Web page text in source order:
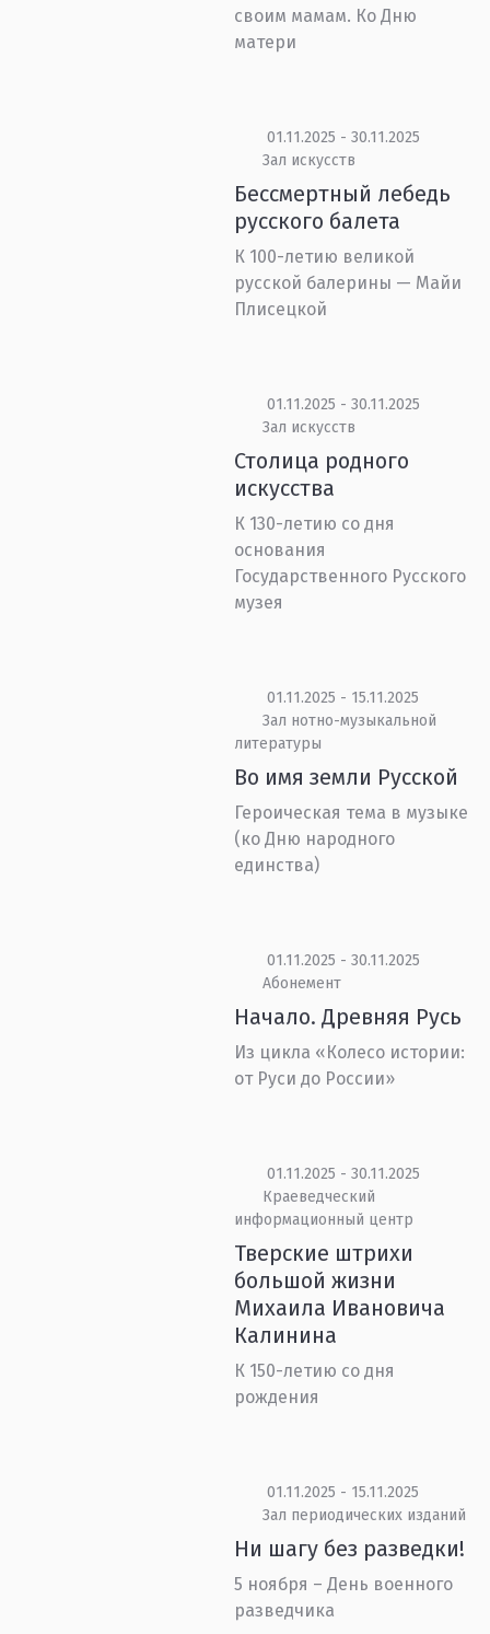
своим мамам. Ко Дню
матери
01.11.2025 - 30.11.2025
Зал искусств
Бессмертный лебедь
русского балета
К 100-летию великой
русской балерины — Майи
Плисецкой
01.11.2025 - 30.11.2025
Зал искусств
Столица родного
искусства
К 130-летию со дня
основания
Государственного Русского
музея
01.11.2025 - 15.11.2025
Зал нотно-музыкальной
литературы
Во имя земли Русской
Героическая тема в музыке
(ко Дню народного
единства)
01.11.2025 - 30.11.2025
Абонемент
Начало. Древняя Русь
Из цикла «Колесо истории:
от Руси до России»
01.11.2025 - 30.11.2025
Краеведческий
информационный центр
Тверские штрихи
большой жизни
Михаила Ивановича
Калинина
К 150-летию со дня
рождения
01.11.2025 - 15.11.2025
Зал периодических изданий
Ни шагу без разведки!
5 ноября – День военного
разведчика